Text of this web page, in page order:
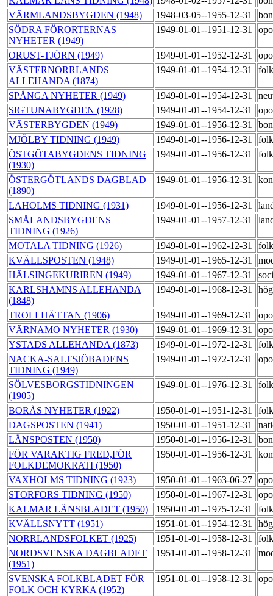
VÄRMLANDSBYGDEN (1948)
1948-03-05--1955-12-31
SÖDRA FÖRORTERNAS
NYHETER (1949)
1949-01-01--1951-12-31
ORUST-TJÖRN (1949) 1949-01-01--1952-12-31
VÄSTERNORRLANDS
ALLEHANDA (1874)
1949-01-01--1954-12-31
SPÅNGA NYHETER (1949) 1949-01-01--1954-12-31
SIGTUNABYGDEN (1928)
1949-01-01--1954-12-31
VÄSTERBYGDEN (1949)
1949-01-01--1956-12-31
MJÖLBY TIDNING (1949)
1949-01-01--1956-12-31
ÖSTGÖTABYGDENS TIDNING
(1930)
1949-01-01--1956-12-31
ÖSTERGÖTLANDS DAGBLAD
(1890)
1949-01-01--1956-12-31
LAHOLMS TIDNING (1931) 1949-01-01--1956-12-31
SMÅLANDSBYGDENS
TIDNING (1926)
1949-01-01--1957-12-31
MOTALA TIDNING (1926) 1949-01-01--1962-12-31
KVÄLLSPOSTEN (1948)
1949-01-01--1965-12-31
HÄLSINGEKURIREN (1949)
1949-01-01--1967-12-31
KARLSHAMNS ALLEHANDA
(1848)
1949-01-01--1968-12-31
TROLLHÄTTAN (1906) 1949-01-01--1969-12-31
VÄRNAMO NYHETER (1930)
1949-01-01--1969-12-31
YSTADS ALLEHANDA (1873)
1949-01-01--1972-12-31
NACKA-SALTSJÖBADENS
TIDNING (1949)
1949-01-01--1972-12-31
SÖLVESBORGSTIDNINGEN
(1905)
1949-01-01--1976-12-31
BORÅS NYHETER (1922) 1950-01-01--1951-12-31
DAGSPOSTEN (1941)
1950-01-01--1951-12-31
LÄNSPOSTEN (1950)
1950-01-01--1956-12-31
FÖR VARAKTIG FRED,FÖR
FOLKDEMOKRATI (1950)
1950-01-01--1956-12-31
VAXHOLMS TIDNING (1923) 1950-01-01--1963-06-27
STORFORS TIDNING (1950)
1950-01-01--1967-12-31
KALMAR LÄNSBLADET (1950)
1950-01-01--1975-12-31
KVÄLLSNYTT (1951)
1951-01-01--1954-12-31
NORRLANDSFOLKET (1925)
1951-01-01--1958-12-31
NORDSVENSKA DAGBLADET
(1951)
1951-01-01--1958-12-31
SVENSKA FOLKBLADET FÖR
FOLK OCH KYRKA (1952)
1951-01-01--1958-12-31